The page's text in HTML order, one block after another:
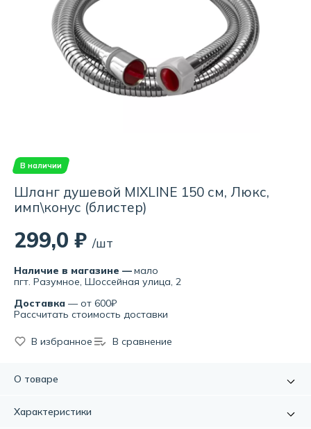
В наличии
Шланг душевой MIXLINE 150 см, Люкс,
имп\конус (блистер)
299,0 ₽ /шт
Наличие в магазине —мало
пгт. Разумное, Шоссейная улица, 2
Доставка — от 600₽
Рассчитать стоимость доставки
В избранное В сравнение
О товаре
аксессуар для вашего ванной комнаты. Его
Характеристики